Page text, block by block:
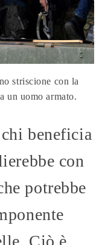
striscione con la
un uomo armato.
beneficia
con
potrebbe